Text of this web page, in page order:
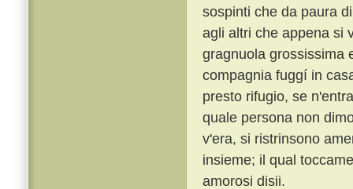
sospinti che da paura
agli altri che appena si
gragnuola grossissima
compagnia fuggí in
presto rifugio, se
quale persona non
v'era, si ristrinsono
insieme; il qual
amorosi disii.